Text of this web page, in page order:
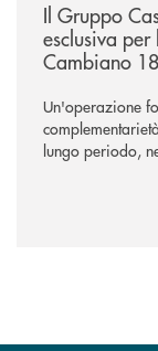
Il Gruppo
esclusiva
Cambiano
Un'operazione
lungo periodo,
negoziazione